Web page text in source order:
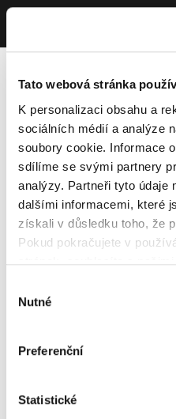
Tato webová stránka
K personalizaci obsahu a
sociálních médií a analýze
soubory cookie. Informace
sdílíme se svými partnery
analýzy. Partneři tyto údaje
dalšími informacemi, které
získali v důsledku toho, že
Pokud pokračujete v
souhlasu
Nutné
Preferenční
Statistické